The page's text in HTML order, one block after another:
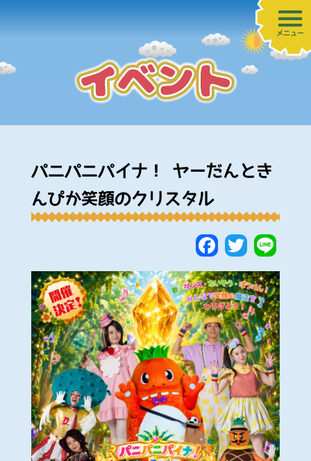
メニュー
パニパニパイナ！ ヤーだんとき
んぴか笑顔のクリスタル